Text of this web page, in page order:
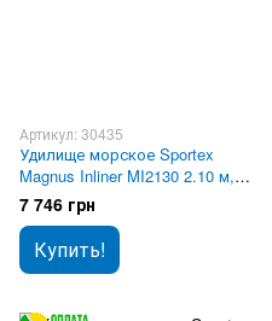
Артикул: 30435
Удилище морское Sportex
Magnus Inliner MI2130 2.10 м,
30lbs
7 746 грн
Купить!